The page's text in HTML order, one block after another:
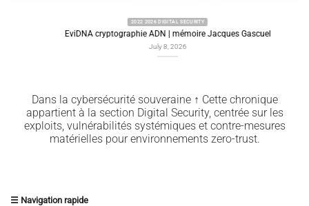
2022 2026 DIGITAL SECURITY
EviDNA cryptographie ADN | mémoire Jacques Gascuel
July 8, 2026
Dans la cybersécurité souveraine ↑ Cette chronique
appartient à la section Digital Security, centrée sur les
exploits, vulnérabilités systémiques et contre-mesures
matérielles pour environnements zero-trust.
☰ Navigation rapide